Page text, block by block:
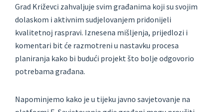
Grad Križevci zahvaljuje svim građanima koji su svojim
dolaskom i aktivnim sudjelovanjem pridonijeli
kvalitetnoj raspravi. Iznesena mišljenja, prijedlozi i
komentari bit će razmotreni u nastavku procesa
planiranja kako bi budući projekt što bolje odgovorio
potrebama građana.
Napominjemo kako je u tijeku javno savjetovanje na